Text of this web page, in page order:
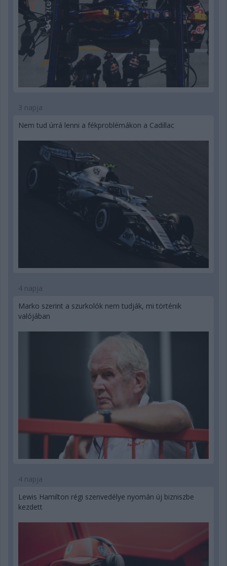
3 napja
Nem tud úrrá lenni a fékproblémákon a Cadillac
4 napja
Marko szerint a szurkolók nem tudják, mi történik
valójában
4 napja
Lewis Hamilton régi szenvedélye nyomán új bizniszbe
kezdett